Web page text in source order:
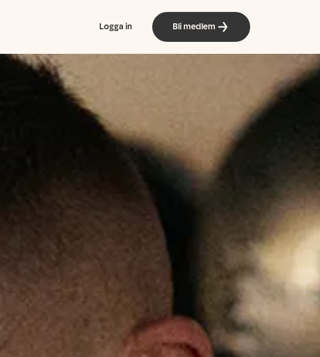
Logga in Bli medlem